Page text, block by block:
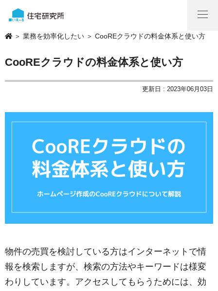
＞ 業務を効率化したい ＞ CooREクラウドの料金体系と使い方
CooREクラウドの料金体系と使い方
更新日 : 2023年06月03日
物件の売買を検討している方はインターネットで情
報を検索しますが、検索の方法やキーワードは様変
わりしています。アクセスしてもらうためには、効